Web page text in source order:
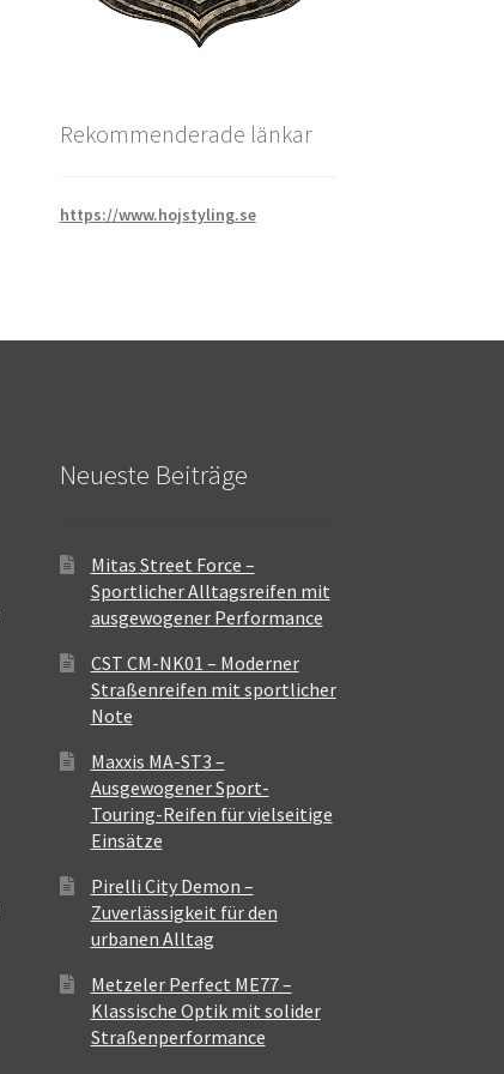
Rekommenderade länkar
https://www.hojstyling.se
Neueste Beiträge
Mitas Street Force –
Sportlicher Alltagsreifen mit
ausgewogener Performance
CST CM-NK01 – Moderner
Straßenreifen mit sportlicher
Note
Maxxis MA-ST3 –
Ausgewogener Sport-
Touring-Reifen für vielseitige
Einsätze
Pirelli City Demon –
Zuverlässigkeit für den
urbanen Alltag
Metzeler Perfect ME77 –
Klassische Optik mit solider
Straßenperformance